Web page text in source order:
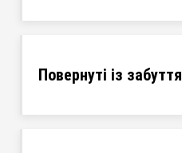
Повернуті із забуття